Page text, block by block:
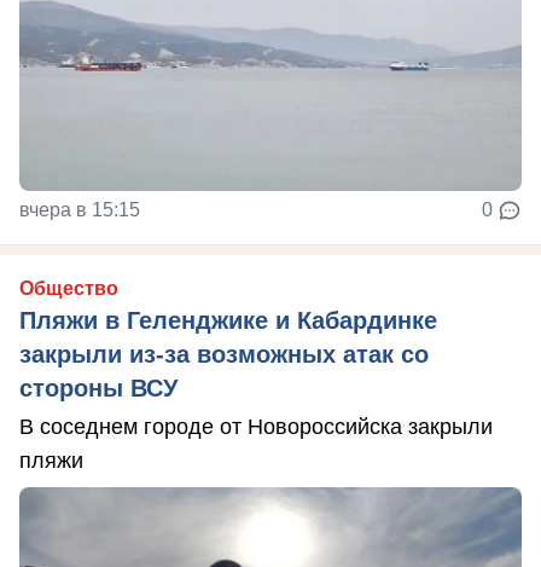
вчера в 15:15 0
Общество
Пляжи в Геленджике и Кабардинке
закрыли из-за возможных атак со
стороны ВСУ
В соседнем городе от Новороссийска закрыли
пляжи